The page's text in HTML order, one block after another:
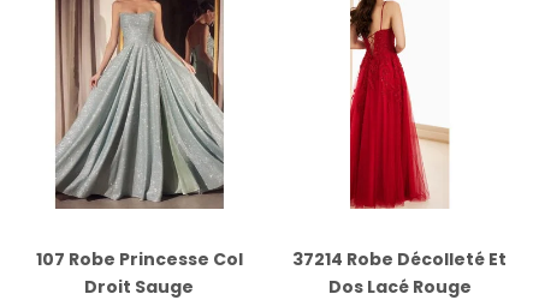
107 Robe Princesse Col
Droit Sauge
37214 Robe Décolleté Et
Dos Lacé Rouge